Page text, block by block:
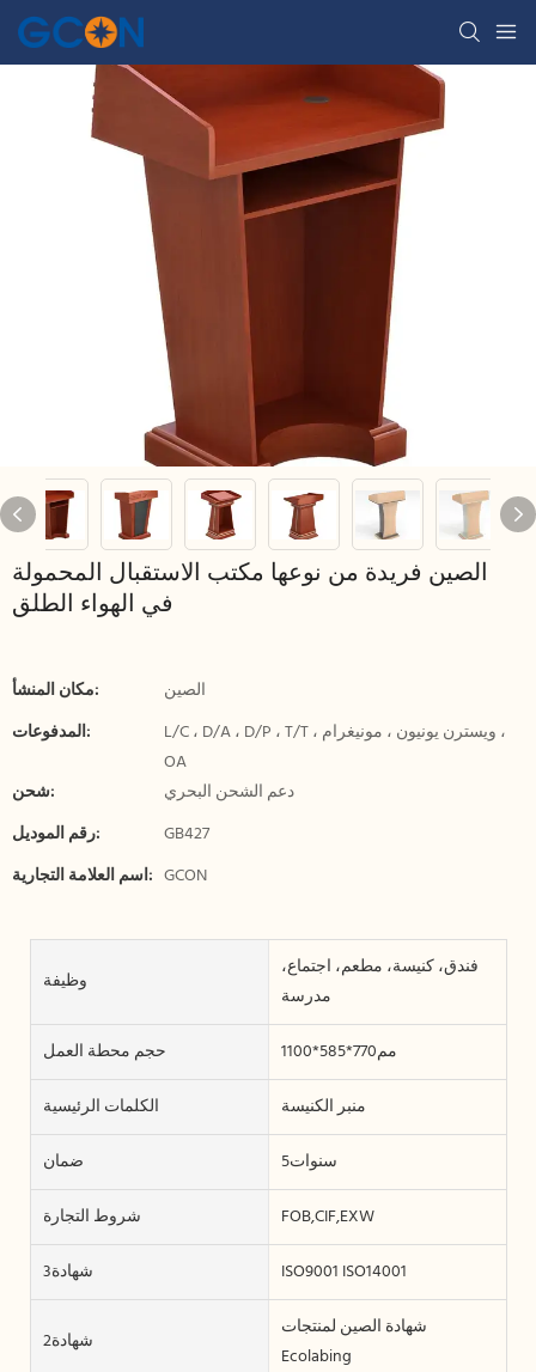
الصين فريدة من نوعها مكتب الاستقبال المحمولة
في الهواء الطلق
مكان المنشأ:
الصين
المدفوعات:
L/C ، D/A ، D/P ، T/T ، ويسترن يونيون ، مونيغرام ،
OA
شحن:
دعم الشحن البحري
رقم الموديل:
GB427
اسم العلامة التجارية: GCON
وظيفة
فندق، كنيسة، مطعم، اجتماع،
مدرسة
حجم محطة العمل
مم770*585*1100
الكلمات الرئيسية
منبر الكنيسة
ضمان
سنوات5
شروط التجارة
FOB,CIF,EXW
شهادة3
ISO9001 ISO14001
شهادة2
شهادة الصين لمنتجات
Ecolabing